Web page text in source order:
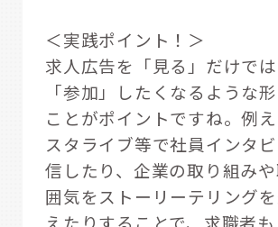
＜実践ポイント！＞
求人広告を「見る」だけでは
「参加」したくなるような
ことがポイントですね。例
スタライブ等で社員インタ
信したり、企業の取り組み
囲気をストーリーテリング
えたりすることで、求職者